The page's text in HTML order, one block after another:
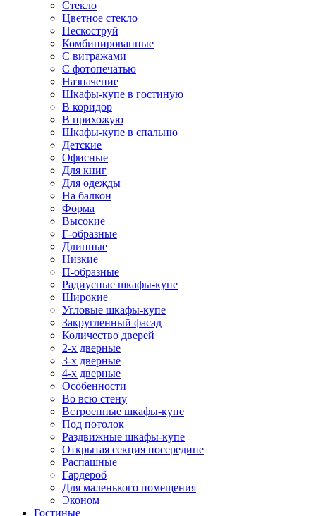
Стекло
Цветное стекло
Пескоструй
Комбинированные
С витражами
С фотопечатью
Назначение
Шкафы-купе в гостиную
В коридор
В прихожую
Шкафы-купе в спальню
Детские
Офисные
Для книг
Для одежды
На балкон
Форма
Высокие
Г-образные
Длинные
Низкие
П-образные
Радиусные шкафы-купе
Широкие
Угловые шкафы-купе
Закругленный фасад
Количество дверей
2-х дверные
3-х дверные
4-х дверные
Особенности
Во всю стену
Встроенные шкафы-купе
Под потолок
Раздвижные шкафы-купе
Открытая секция посередине
Распашные
Гардероб
Для маленького помещения
Эконом
Гостиные